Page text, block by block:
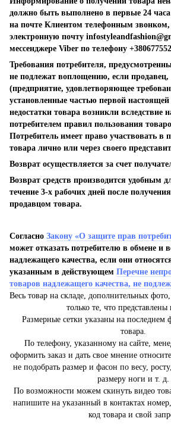
должно быть выполнено в первые 24 часа
на почте Клиентом телефонным
электронную почту
мессенджере Viber по телефону
Требования потребителя,
не подлежат воплощению, если продавец,
(предприятие, удовлетворяющее
установленные частью первой настоящей
недостатки товара возникли вследствие
потребителем правил пользования
Потребитель имеет право участвовать в
товара лично или через своего
Возврат осуществляется за счет
Возврат средств производится удобным
течение 3-х рабочих дней после
продавцом товара.
Согласно Закону «О защите прав
может отказать потребителю в обмене и
надлежащего качества, если они
указанным в действующем Перечне
товаров надлежащего качества, не
Весь товар на складе, дополнительных
только те, что представлены
Размерные сетки указаны на последнем
товара.
По телефону, указанному на сайте,
оформить заказ и дать свое мнение
не подобрать размер и фасон по весу,
размеру ноги и т. д.
По возможности можем скинуть видео
напишите на указанный в контактах
код товара и свой